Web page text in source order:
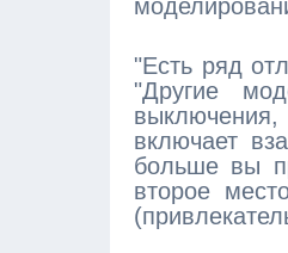
"Есть ряд
"Другие
выключения,
включает
больше вы
второе